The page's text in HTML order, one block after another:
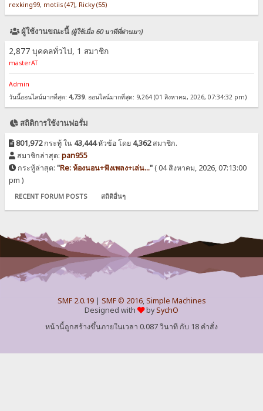
rexking99, motiis (47), Ricky (55)
ผู้ใช้งานขณะนี้ (ผู้ใช้เมื่อ 60 นาทีที่ผ่านมา)
2,877 บุคคลทั่วไป, 1 สมาชิก
masterAT
Admin
วันนี้ออนไลน์มากที่สุด: 4,739. ออนไลน์มากที่สุด: 9,264 (01 สิงหาคม, 2026, 07:34:32 pm)
สถิติการใช้งานฟอรั่ม
801,972กระทู้ ใน 43,444หัวข้อ โดย 4,362สมาชิก.
สมาชิกล่าสุด: pan955
กระทู้ล่าสุด: "Re: ห้องนอน+ฟังเพลง+เล่น..."( 04 สิงหาคม, 2026, 07:13:00
pm )
RECENT FORUM POSTS สถิติอื่นๆ
SMF 2.0.19| SMF © 2016,Simple Machines
Designed with
bySychO
หน้านี้ถูกสร้างขึ้นภายในเวลา 0.087 วินาที กับ 18 คำสั่ง